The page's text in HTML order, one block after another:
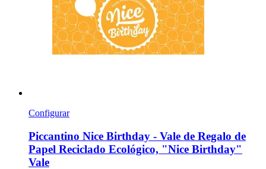
Configurar
Piccantino Nice Birthday -​ Vale de Regalo de
Papel Reciclado Ecológico, "Nice Birthday"
Vale